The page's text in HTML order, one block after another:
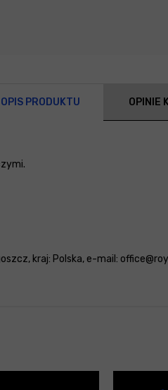
OPIS PRODUKTU OPINIE
kraj: Polska, e-mail: